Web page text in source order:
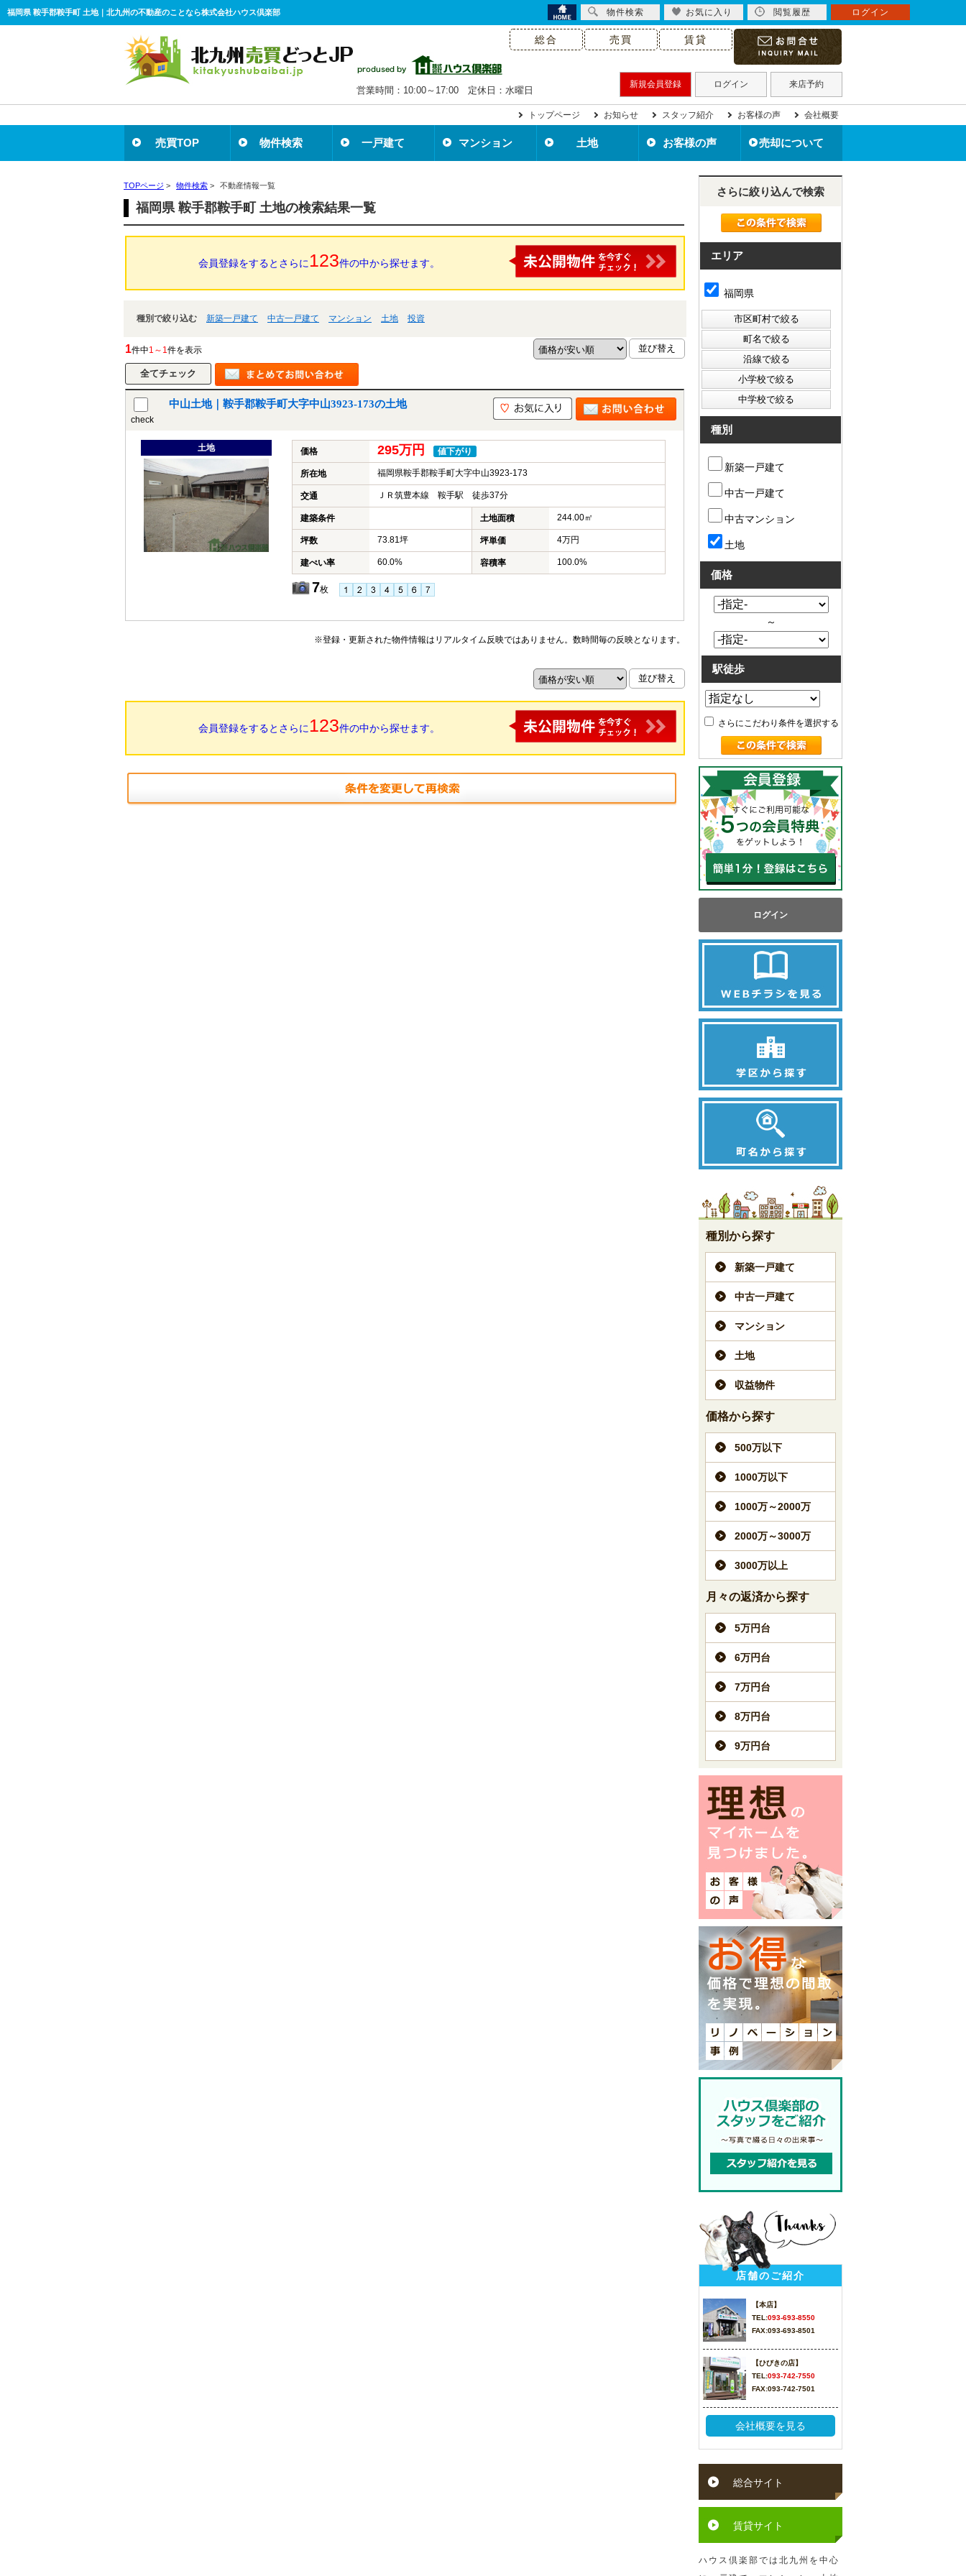
福岡県 鞍手郡鞍手町 土地｜北九州の不動産のことなら株式会社ハウス倶楽部
総合 売買 賃貸
新規会員登録 ログイン 来店予約
営業時間：10:00～17:00 定休日：水曜日
トップページ お知らせ スタッフ紹介 お客様の声 会社概要
売買TOP 物件検索 一戸建て マンション 土地 お客様の声 売却について
北九州市の不動産売却
離婚で不動産売却
相続で不動産売却
住み替えで不動産売却
空き家を売却
住宅ローン滞納で売却
不動産買取について
売却事例
無料売却査定
TOPページ > 物件検索 > 不動産情報一覧
福岡県 鞍手郡鞍手町 土地の検索結果一覧
会員登録をするとさらに 123件の中から探せます。
種別で絞り込む 新築一戸建て 中古一戸建て マンション 土地 投資
1件中1～1件を表示
check
中山土地｜鞍手郡鞍手町大字中山3923-173の土地
土地 価格 295万円 値下がり
所在地 福岡県鞍手郡鞍手町大字中山3923-173
交通 ＪＲ筑豊本線 鞍手駅 徒歩37分
建築条件 土地面積 244.00㎡
坪数 73.81坪 坪単価 4万円
建ぺい率 60.0% 容積率 100.0%
7枚
※登録・更新された物件情報はリアルタイム反映ではありません。数時間毎の反映となります。
会員登録をするとさらに 123件の中から探せます。
さらに絞り込んで検索
エリア
福岡県
種別
新築一戸建て
中古一戸建て
中古マンション
土地
価格
～
駅徒歩
さらにこだわり条件を選択する
ログイン
種別から探す
新築一戸建て
中古一戸建て
マンション
土地
収益物件
価格から探す
500万以下
1000万以下
1000万～2000万
2000万～3000万
3000万以上
月々の返済から探す
5万円台
6万円台
7万円台
8万円台
9万円台
店舗のご紹介
【本店】
TEL:093-693-8550
FAX:093-693-8501
【ひびきの店】
TEL:093-742-7550
FAX:093-742-7501
会社概要を見る
総合サイト
賃貸サイト
ハウス倶楽部では北九州を中心
物件検索 お気に入り 閲覧履歴 ログイン